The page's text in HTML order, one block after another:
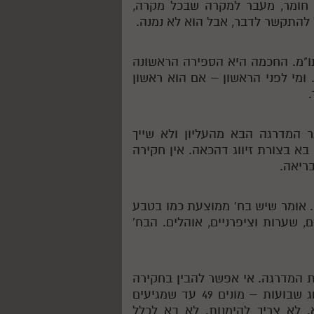
חומר, מעבר למקרה שבכל מקרה,
להתקשר לדבר, אבל הוא לא נמנה.
אותיות כנגד ח"ב תו"מ. החכמה היא הספירה הראשונה
לפני הראשון – אם הוא ראשון
עד 20 ומציין 21. מהו ה-20? כתר המדרגה הבא מהעליון ולא שייך
בצורת זיווג דהכאה. אין חקירה
אומר שיש בח' ממוצעת כמו בטבע
שערות וציפרניים, אוהלים. הבח'
אי אפשר להבין בחקירה
מה מתחיל את הנקודה. לא עניין של שכל. כמו בחג שבועות – מונים 49 עד שמגיעים
מדרגת ה-50 שבא ממילא. לא צריך להימנות. לא בא לכלל